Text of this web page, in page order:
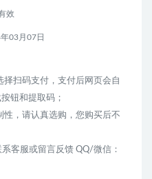
效
03月07日
扫码支付，支付后网页会自
钮和提取码；
，请认真选购，您购买后不
客服或留言反馈 QQ/微信：